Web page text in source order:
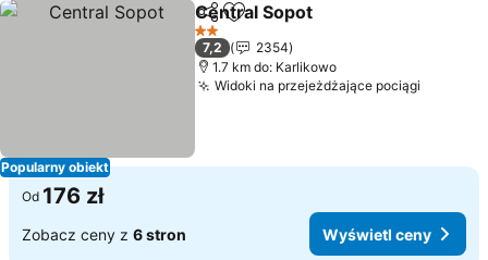
Popularny obiekt
Udostępnij
Dodaj do ulubionych
Central Sopot
2 Kategoria
7,2
2354
1.7 km do: Karlikowo
Widoki na przejeżdżające pociągi
Od 176 zł
Zobacz ceny z 6 stron Wyświetl ceny